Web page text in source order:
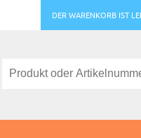
DER WARENKORB IST